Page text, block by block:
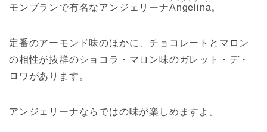
モンブランで有名なアンジェリーナAngelina。
定番のアーモンド味のほかに、チョコレートとマロン
の相性が抜群のショコラ・マロン味のガレット・デ・
ロワがあります。
アンジェリーナならではの味が楽しめますよ。